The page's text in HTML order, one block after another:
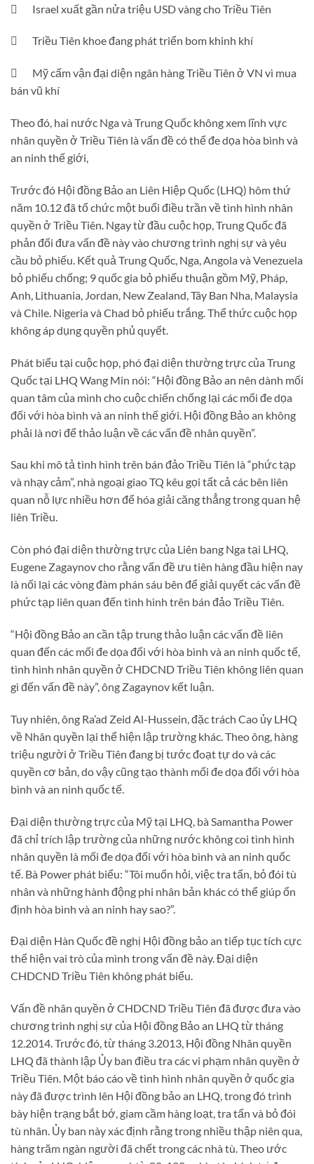
 Israel xuất gần nửa triệu USD vàng cho Triều Tiên
 Triều Tiên khoe đang phát triển bom khinh khí
 Mỹ cấm vận đại diện ngân hàng Triều Tiên ở VN vì mua
bán vũ khí
Theo đó, hai nước Nga và Trung Quốc không xem lĩnh vực
nhân quyền ở Triều Tiên là vấn đề có thể đe dọa hòa bình và
an ninh thế giới,
Trước đó Hội đồng Bảo an Liên Hiệp Quốc (LHQ) hôm thứ
năm 10.12 đã tổ chức một buổi điều trần về tình hình nhân
quyền ở Triều Tiên. Ngay từ đầu cuộc họp, Trung Quốc đã
phản đối đưa vấn đề này vào chương trình nghị sự và yêu
cầu bỏ phiếu. Kết quả Trung Quốc, Nga, Angola và Venezuela
bỏ phiếu chống; 9 quốc gia bỏ phiếu thuận gồm Mỹ, Pháp,
Anh, Lithuania, Jordan, New Zealand, Tây Ban Nha, Malaysia
và Chile. Nigeria và Chad bỏ phiếu trắng. Thể thức cuộc họp
không áp dụng quyền phủ quyết.
Phát biểu tại cuộc họp, phó đại diện thường trực của Trung
Quốc tại LHQ Wang Min nói: “Hội đồng Bảo an nên dành mối
quan tâm của mình cho cuộc chiến chống lại các mối đe dọa
đối với hòa bình và an ninh thế giới. Hội đồng Bảo an không
phải là nơi để thảo luận về các vấn đề nhân quyền”.
Sau khi mô tả tình hình trên bán đảo Triều Tiên là “phức tạp
và nhạy cảm”, nhà ngoại giao TQ kêu gọi tất cả các bên liên
quan nỗ lực nhiều hơn để hóa giải căng thẳng trong quan hệ
liên Triều.
Còn phó đại diện thường trực của Liên bang Nga tại LHQ,
Eugene Zagaynov cho rằng vấn đề ưu tiên hàng đầu hiện nay
là nối lại các vòng đàm phán sáu bên để giải quyết các vấn đề
phức tạp liên quan đến tình hình trên bán đảo Triều Tiên.
“Hội đồng Bảo an cần tập trung thảo luận các vấn đề liên
quan đến các mối đe dọa đối với hòa bình và an ninh quốc tế,
tình hình nhân quyền ở CHDCND Triều Tiên không liên quan
gì đến vấn đề này”, ông Zagaynov kết luận.
Tuy nhiên, ông Ra’ad Zeid Al-Hussein, đặc trách Cao ủy LHQ
về Nhân quyền lại thể hiện lập trường khác. Theo ông, hàng
triệu người ở Triều Tiên đang bị tước đoạt tự do và các
quyền cơ bản, do vậy cũng tạo thành mối đe dọa đối với hòa
bình và an ninh quốc tế.
Đại diện thường trực của Mỹ tại LHQ, bà Samantha Power
đã chỉ trích lập trường của những nước không coi tình hình
nhân quyền là mối đe dọa đối với hòa bình và an ninh quốc
tế. Bà Power phát biểu: “Tôi muốn hỏi, việc tra tấn, bỏ đói tù
nhân và những hành động phi nhân bản khác có thể giúp ổn
định hòa bình và an ninh hay sao?”.
Đại diện Hàn Quốc đề nghị Hội đồng bảo an tiếp tục tích cực
thể hiện vai trò của mình trong vấn đề này. Đại diện
CHDCND Triều Tiên không phát biểu.
Vấn đề nhân quyền ở CHDCND Triều Tiên đã được đưa vào
chương trình nghị sự của Hội đồng Bảo an LHQ từ tháng
12.2014. Trước đó, từ tháng 3.2013, Hội đồng Nhân quyền
LHQ đã thành lập Ủy ban điều tra các vi phạm nhân quyền ở
Triều Tiên. Một báo cáo về tình hình nhân quyền ở quốc gia
này đã được trình lên Hội đồng bảo an LHQ, trong đó trình
bày hiện trạng bắt bớ, giam cầm hàng loạt, tra tấn và bỏ đói
tù nhân. Ủy ban này xác định rằng trong nhiều thập niên qua,
hàng trăm ngàn người đã chết trong các nhà tù. Theo ước